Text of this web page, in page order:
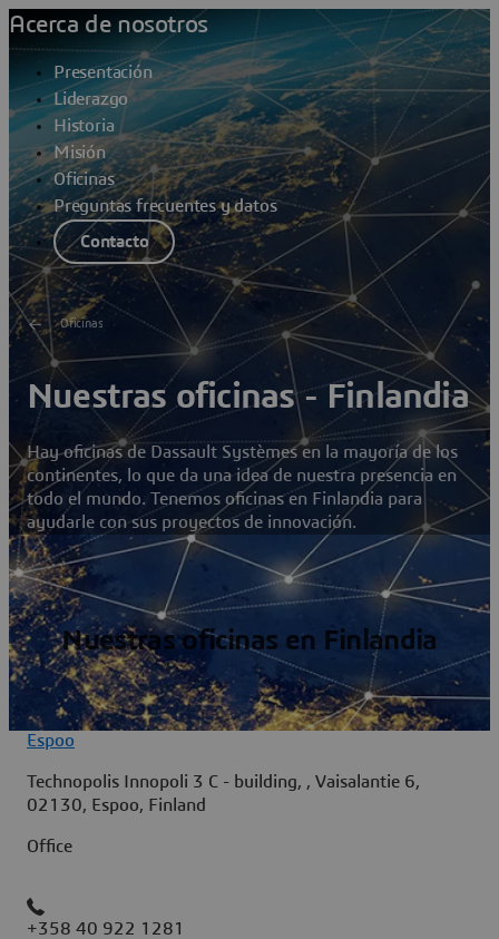
Acerca de nosotros
Presentación
Liderazgo
Historia
Misión
Oficinas
Preguntas frecuentes y datos
Contacto
Oficinas
Nuestras oficinas - Finlandia
Hay oficinas de Dassault Systèmes en la mayoría de los
continentes, lo que da una idea de nuestra presencia en
todo el mundo. Tenemos oficinas en Finlandia para
ayudarle con sus proyectos de innovación.
Nuestras oficinas en Finlandia
Espoo
Technopolis Innopoli 3 C - building, , Vaisalantie 6,
02130, Espoo, Finland
Office
+358 40 922 1281